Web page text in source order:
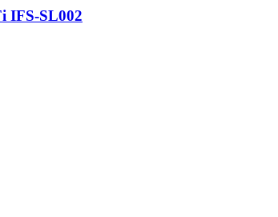
IFS-SL002